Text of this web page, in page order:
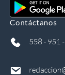
Contáctanos
558 - 951